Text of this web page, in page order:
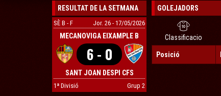
RESULTAT DE LA SETMANA
SÈ B - F Jor. 26 - 17/05/2026
MECANOVIGA EIXAMPLE B
6 - 0
SANT JOAN DESPI CFS
1ª Divisió Grup 2
GOLEJADORS
Classificacio
Posició